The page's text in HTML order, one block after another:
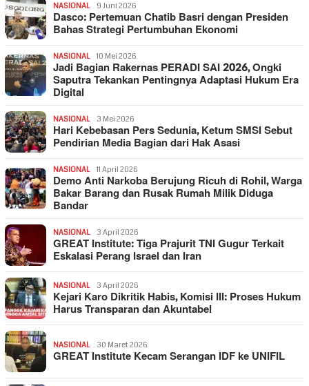
NASIONAL 9 Juni 2026
Dasco: Pertemuan Chatib Basri dengan Presiden
Bahas Strategi Pertumbuhan Ekonomi
NASIONAL 10 Mei 2026
Jadi Bagian Rakernas PERADI SAI 2026, Ongki
Saputra Tekankan Pentingnya Adaptasi Hukum Era
Digital
NASIONAL 3 Mei 2026
Hari Kebebasan Pers Sedunia, Ketum SMSI Sebut
Pendirian Media Bagian dari Hak Asasi
NASIONAL 11 April 2026
Demo Anti Narkoba Berujung Ricuh di Rohil, Warga
Bakar Barang dan Rusak Rumah Milik Diduga
Bandar
NASIONAL 3 April 2026
GREAT Institute: Tiga Prajurit TNI Gugur Terkait
Eskalasi Perang Israel dan Iran
NASIONAL 3 April 2026
Kejari Karo Dikritik Habis, Komisi III: Proses Hukum
Harus Transparan dan Akuntabel
NASIONAL 30 Maret 2026
GREAT Institute Kecam Serangan IDF ke UNIFIL